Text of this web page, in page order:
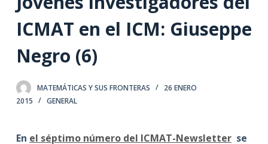
e
n
d
ICMAT en el ICM: Giuseppe
Negro (6)
MATEMÁTICAS Y SUS FRONTERAS
26 ENERO
2015
GENERAL
En el séptimo número del ICMAT-Newsletterse